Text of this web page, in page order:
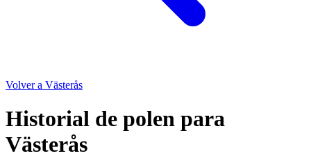
Volver a Västerås
Historial de polen para
Västerås